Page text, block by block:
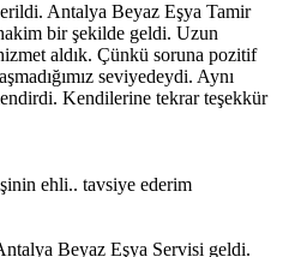
Antalya Beyaz Eşya Tamir
bir şekilde geldi. Uzun
aldık. Çünkü soruna pozitif
seviyedeydi. Aynı
Kendilerine tekrar teşekkür
ehli.. tavsiye ederim
Beyaz Eşya Servisi geldi.